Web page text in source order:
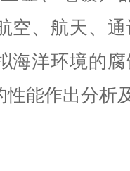
空、航天、
海洋环境的
性能作出分析